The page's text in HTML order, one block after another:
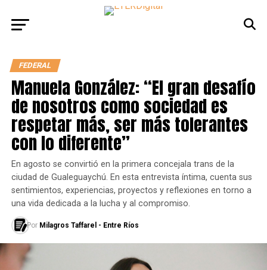
FEDERAL
Manuela González: “El gran desafío
de nosotros como sociedad es
respetar más, ser más tolerantes
con lo diferente”
En agosto se convirtió en la primera concejala trans de la
ciudad de Gualeguaychú. En esta entrevista íntima, cuenta sus
sentimientos, experiencias, proyectos y reflexiones en torno a
una vida dedicada a la lucha y al compromiso.
Por Milagros Taffarel - Entre Ríos